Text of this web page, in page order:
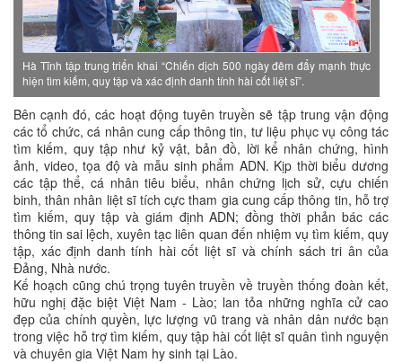
Hà Tĩnh tập trung triển khai “Chiến dịch 500 ngày đêm đẩy mạnh thực
hiện tìm kiếm, quy tập và xác định danh tính hài cốt liệt sĩ”.
Bên cạnh đó, các hoạt động tuyên truyền sẽ tập trung vận động
các tổ chức, cá nhân cung cấp thông tin, tư liệu phục vụ công tác
tìm kiếm, quy tập như kỷ vật, bản đồ, lời kể nhân chứng, hình
ảnh, video, tọa độ và mẫu sinh phẩm ADN. Kịp thời biểu dương
các tập thể, cá nhân tiêu biểu, nhân chứng lịch sử, cựu chiến
binh, thân nhân liệt sĩ tích cực tham gia cung cấp thông tin, hỗ trợ
tìm kiếm, quy tập và giám định ADN; đồng thời phản bác các
thông tin sai lệch, xuyên tạc liên quan đến nhiệm vụ tìm kiếm, quy
tập, xác định danh tính hài cốt liệt sĩ và chính sách tri ân của
Đảng, Nhà nước.
Kế hoạch cũng chú trọng tuyên truyền về truyền thống đoàn kết,
hữu nghị đặc biệt Việt Nam - Lào; lan tỏa những nghĩa cử cao
đẹp của chính quyền, lực lượng vũ trang và nhân dân nước bạn
trong việc hỗ trợ tìm kiếm, quy tập hài cốt liệt sĩ quân tình nguyện
và chuyên gia Việt Nam hy sinh tại Lào.